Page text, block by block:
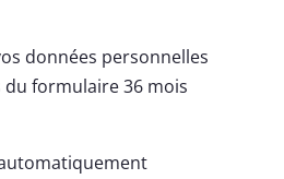
données personnelles
formulaire 36 mois